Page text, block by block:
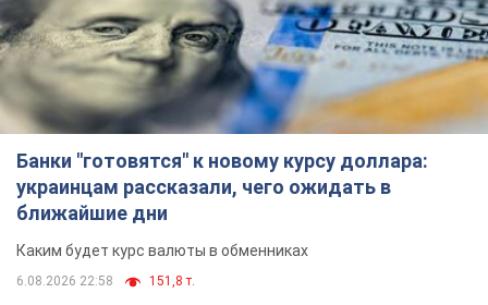
Банки "готовятся" к новому курсу доллара:
украинцам рассказали, чего ожидать в
ближайшие дни
Каким будет курс валюты в обменниках
6.08.2026 22:58 151,8 т.